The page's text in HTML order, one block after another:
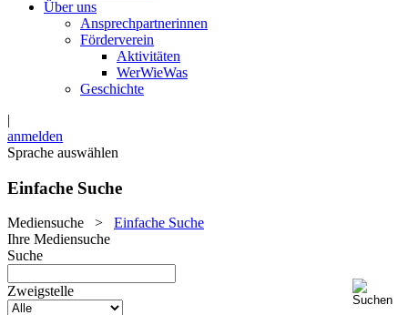
Über uns
Ansprechpartnerinnen
Förderverein
Aktivitäten
WerWieWas
Geschichte
|
anmelden
Sprache auswählen
Einfache Suche
Mediensuche > Einfache Suche
Ihre Mediensuche
Suche
Zweigstelle